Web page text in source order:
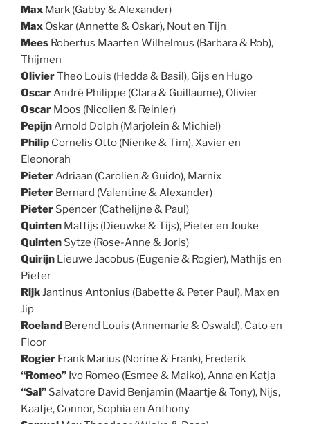
Max Mark (Gabby & Alexander)
Max Oskar (Annette & Oskar), Nout en Tijn
Mees Robertus Maarten Wilhelmus (Barbara & Rob),
Thijmen
OlivierTheo Louis (Hedda & Basil), Gijs en Hugo
OscarAndré Philippe (Clara & Guillaume), Olivier
Oscar Moos (Nicolien & Reinier)
PepijnArnold Dolph (Marjolein & Michiel)
Philip Cornelis Otto (Nienke & Tim), Xavier en
Eleonorah
PieterAdriaan (Carolien & Guido), Marnix
Pieter Bernard (Valentine & Alexander)
Pieter Spencer (Cathelijne & Paul)
Quinten Mattijs (Dieuwke & Tijs), Pieter en Jouke
Quinten Sytze (Rose-Anne & Joris)
Quirijn Lieuwe Jacobus (Eugenie & Rogier), Mathijs en
Pieter
RijkJantinus Antonius (Babette & Peter Paul), Max en
Jip
Roeland Berend Louis (Annemarie & Oswald), Cato en
Floor
Rogier Frank Marius (Norine & Frank), Frederik
“Romeo” Ivo Romeo (Esmee & Maiko), Anna en Katja
“Sal” Salvatore David Benjamin (Maartje & Tony), Nijs,
Kaatje, Connor, Sophia en Anthony